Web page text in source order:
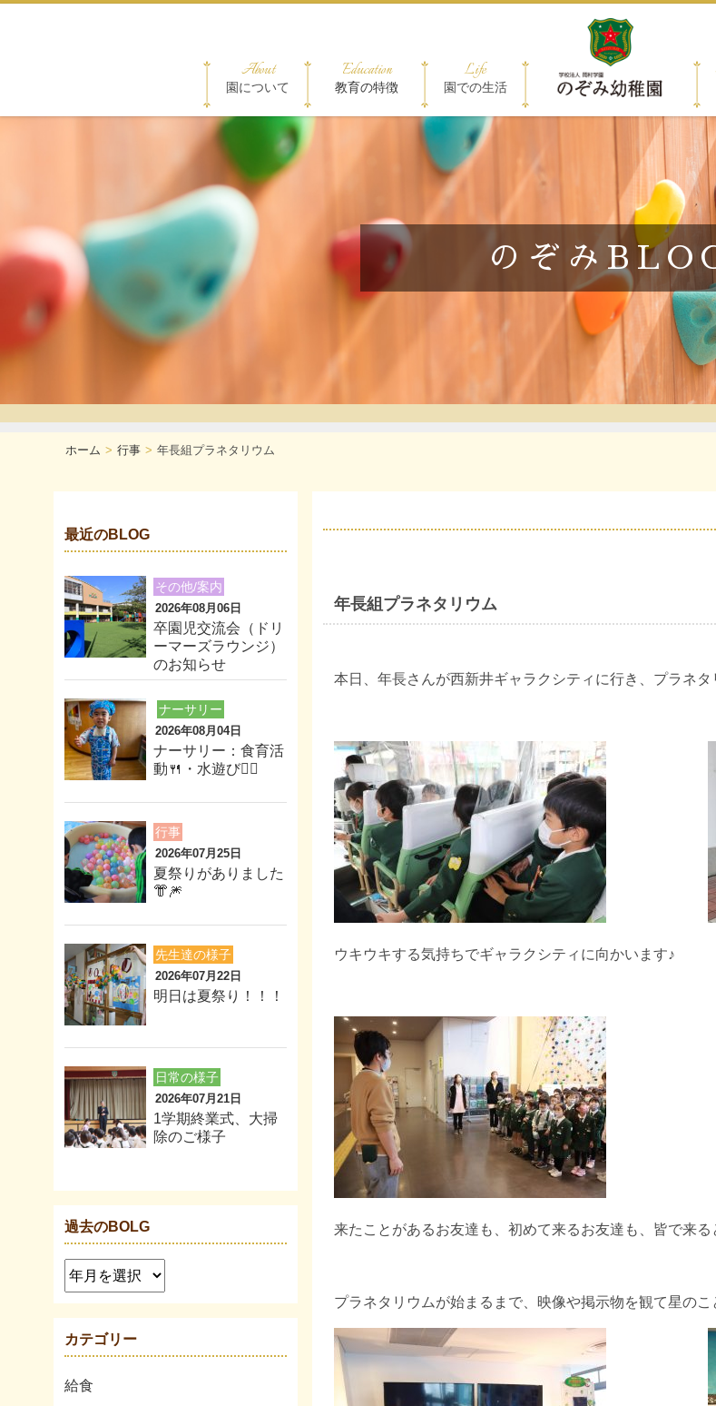
About
園について
Education
教育の特徴
Life
園での生活
のぞみ
ホーム 行事 年長組プラネタリウム
年長組プラネタリウム
本日、年長さんが西新井ギャラクシティに行き、プラネタ
ウキウキする気持ちでギャラクシティに向かいます♪
来たことがあるお友達も、初めて来るお友達も、皆で来る
プラネタリウムが始まるまで、映像や掲示物を観て星のこ
最近のBLOG
その他/案内
2026年08月06日
卒園児交流会（ドリ
ーマーズラウンジ）
のお知らせ
ナーサリー
2026年08月04日
ナーサリー：食育活
動🍴・水遊び🏊‍♂️
行事
2026年07月25日
夏祭りがありました
👘🎆
先生達の様子
2026年07月22日
明日は夏祭り！！！
日常の様子
2026年07月21日
1学期終業式、大掃
除のご様子
過去のBOLG
カテゴリー
給食